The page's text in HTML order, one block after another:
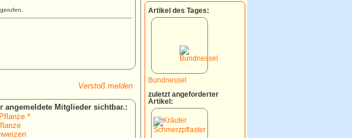
Verstoß melden
:
*
Artikel des Tages:
Bundnessel
zuletzt angeforderter
Artikel: